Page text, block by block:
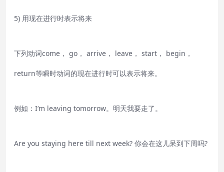
5) 用现在进行时表示将来
下列动词come， go， arrive， leave， start， begin，
return等瞬时动词的现在进行时可以表示将来。
例如：I‘m leaving tomorrow。明天我要走了。
Are you staying here till next week? 你会在这儿呆到下周吗?